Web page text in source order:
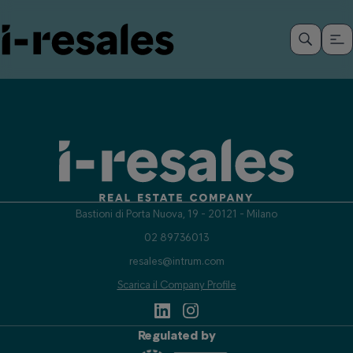
Bastioni di Porta Nuova, 19 - 20121 - Milano
02 89736013
resales@intrum.com
Scarica il Company Profile
Regulated by